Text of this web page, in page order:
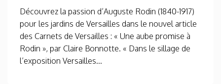
Découvrez la passion d’Auguste Rodin (1840-1917)
pour les jardins de Versailles dans le nouvel article
des Carnets de Versailles : « Une aube promise à
Rodin », par Claire Bonnotte. « Dans le sillage de
l’exposition Versailles...